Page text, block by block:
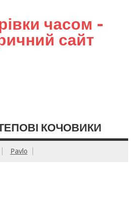
часом –
сайт
КОЧОВИКИ
Pavlo